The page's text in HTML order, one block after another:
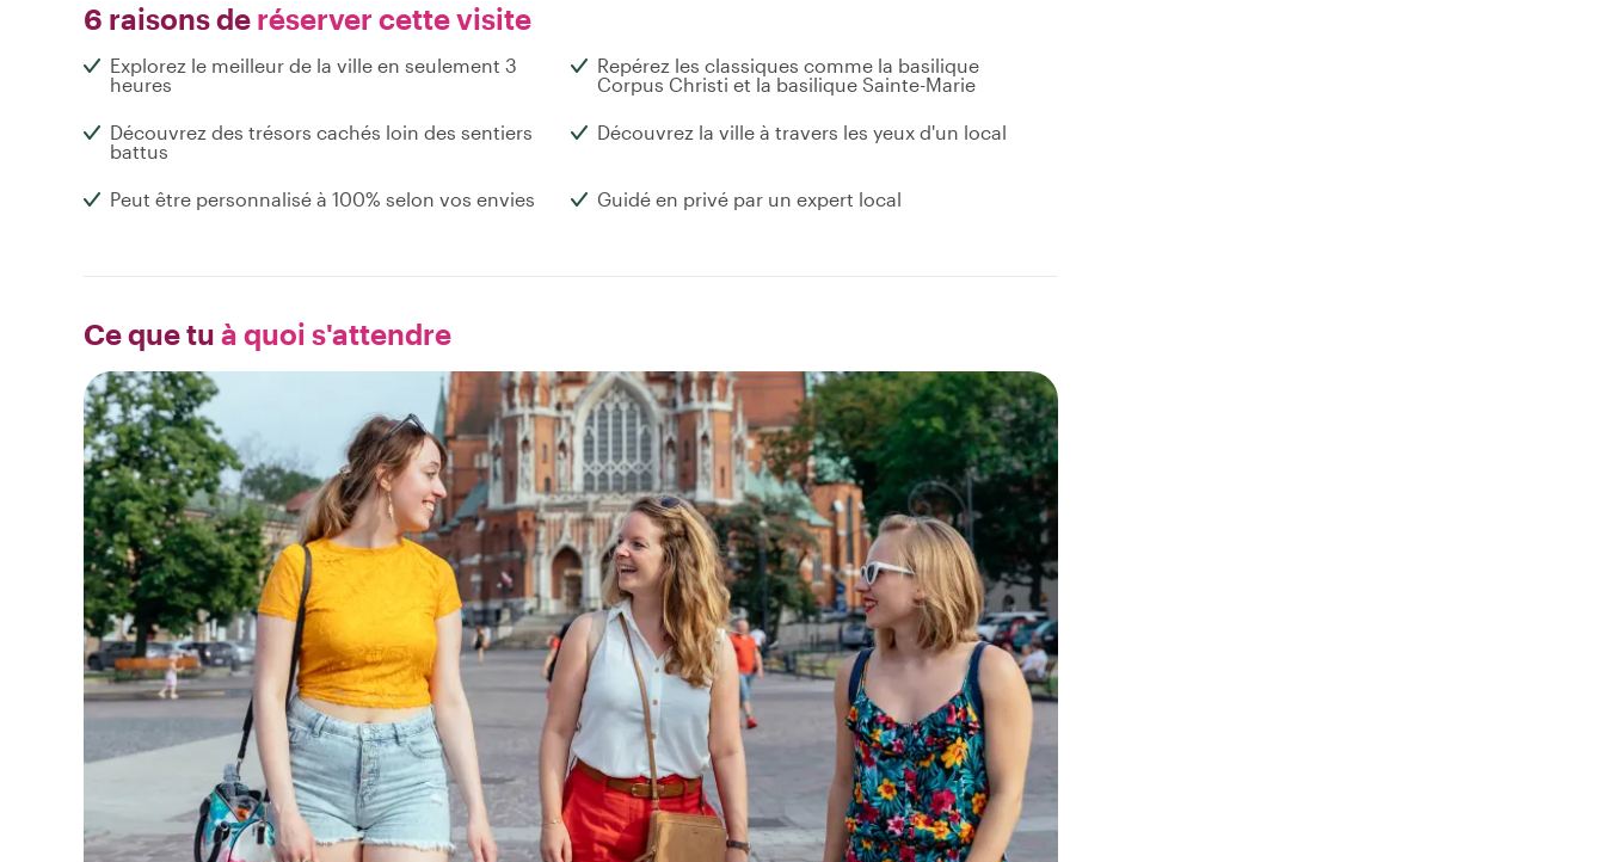
6 raisons de réserver cette visite
Explorez le meilleur de la ville en seulement 3
heures
Repérez les classiques comme la basilique
Corpus Christi et la basilique Sainte-Marie
Découvrez des trésors cachés loin des sentiers
battus
Découvrez la ville à travers les yeux d'un local
Peut être personnalisé à 100% selon vos envies Guidé en privé par un expert local
Ce que tu à quoi s'attendre